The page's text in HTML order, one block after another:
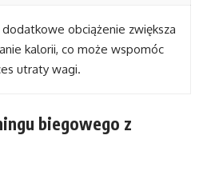
dodatkowe obciążenie zwiększa
kalorii, co może wspomóc
utraty wagi.
biegowego z